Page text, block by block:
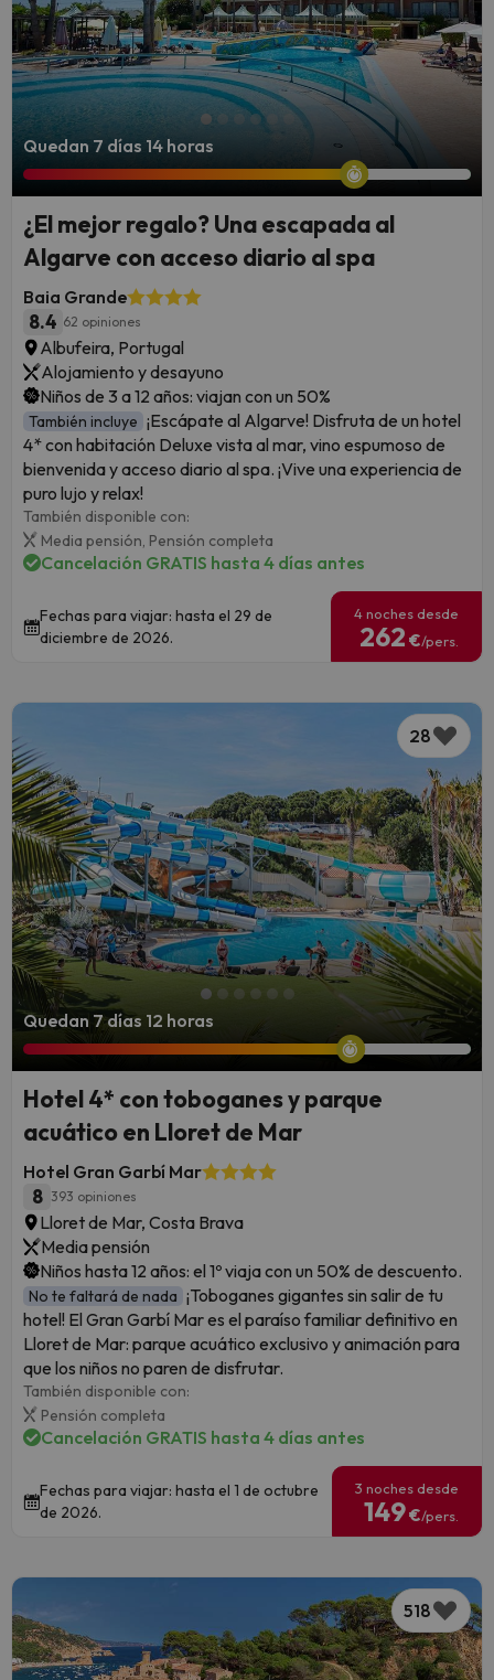
Quedan 7 días 14 horas
¿El mejor regalo? Una escapada al
Algarve con acceso diario al spa
Baia Grande
8.4 62 opiniones
Albufeira, Portugal
Alojamiento y desayuno
Niños de 3 a 12 años: viajan con un 50%
También incluye ¡Escápate al Algarve! Disfruta de un hotel
4* con habitación Deluxe vista al mar, vino espumoso de
bienvenida y acceso diario al spa. ¡Vive una experiencia de
puro lujo y relax!
También disponible con:
Media pensión, Pensión completa
Cancelación GRATIS hasta 4 días antes
Fechas para viajar: hasta el 29 de
diciembre de 2026.
4 noches desde
262 €/pers.
28
Quedan 7 días 12 horas
Hotel 4* con toboganes y parque
acuático en Lloret de Mar
Hotel Gran Garbí Mar
8 393 opiniones
Lloret de Mar, Costa Brava
Media pensión
Niños hasta 12 años: el 1º viaja con un 50% de descuento.
No te faltará de nada ¡Toboganes gigantes sin salir de tu
hotel! El Gran Garbí Mar es el paraíso familiar definitivo en
Lloret de Mar: parque acuático exclusivo y animación para
que los niños no paren de disfrutar.
También disponible con:
Pensión completa
Cancelación GRATIS hasta 4 días antes
Fechas para viajar: hasta el 1 de octubre
de 2026.
3 noches desde
149€/pers.
518